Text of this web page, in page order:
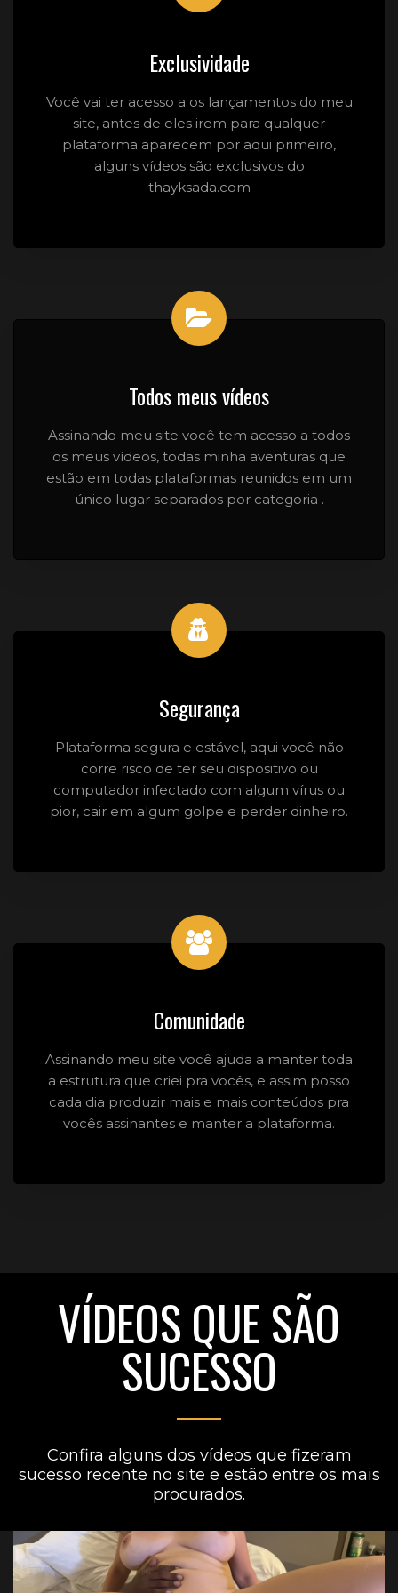
Exclusividade
Você vai ter acesso a os lançamentos do meu
site, antes de eles irem para qualquer
plataforma aparecem por aqui primeiro,
alguns vídeos são exclusivos do
thayksada.com
Todos meus vídeos
Assinando meu site você tem acesso a todos
os meus vídeos, todas minha aventuras que
estão em todas plataformas reunidos em um
único lugar separados por categoria .
Segurança
Plataforma segura e estável, aqui você não
corre risco de ter seu dispositivo ou
computador infectado com algum vírus ou
pior, cair em algum golpe e perder dinheiro.
Comunidade
Assinando meu site você ajuda a manter toda
a estrutura que criei pra vocês, e assim posso
cada dia produzir mais e mais conteúdos pra
vocês assinantes e manter a plataforma.
VÍDEOS QUE SÃO
SUCESSO
Confira alguns dos vídeos que fizeram
sucesso recente no site e estão entre os mais
procurados.